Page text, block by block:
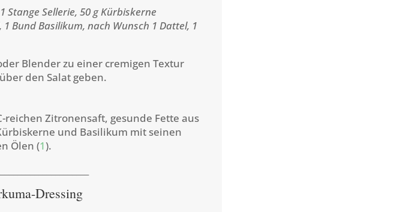
Stange Sellerie, 50 g Kürbiskerne
1 Bund Basilikum, nach Wunsch 1 Dattel, 1
Blender zu einer cremigen Textur
den Salat geben.
reichen Zitronensaft, gesunde Fette aus
und Basilikum mit seinen
Ölen (1).
Dressing